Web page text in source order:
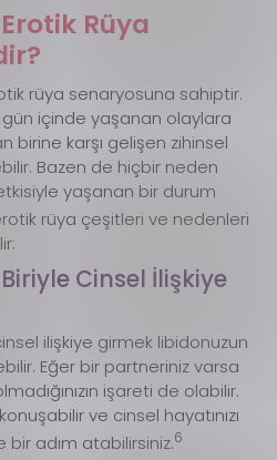
Rüya
rüya senaryosuna sahiptir.
içinde yaşanan olaylara
birine karşı gelişen zihinsel
Bazen de hiçbir neden
yaşanan bir durum
rüya çeşitleri ve nedenleri
Cinsel İlişkiye
ilişkiye girmek libidonuzun
Eğer bir partneriniz varsa
işareti de olabilir.
ve cinsel hayatınızı
bir adım atabilirsiniz.6